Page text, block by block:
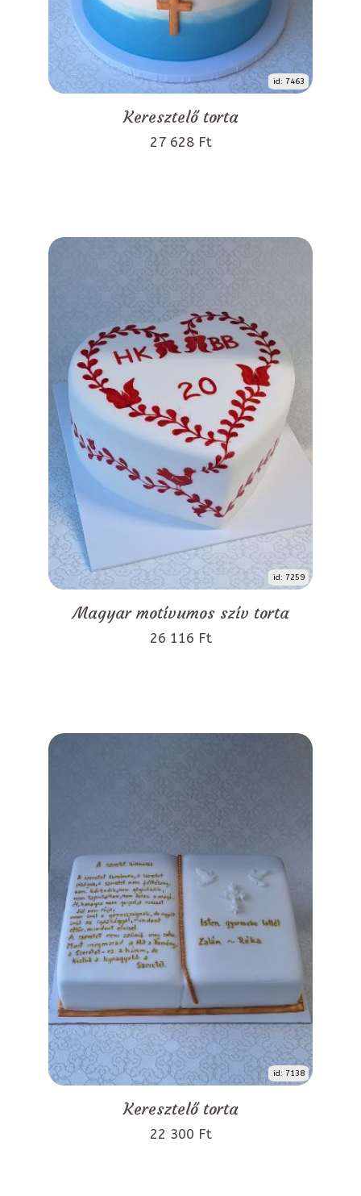
id: 7463
Keresztelő torta
27 628 Ft
id: 7259
Magyar motívumos szív torta
26 116 Ft
id: 7138
Keresztelő torta
22 300 Ft